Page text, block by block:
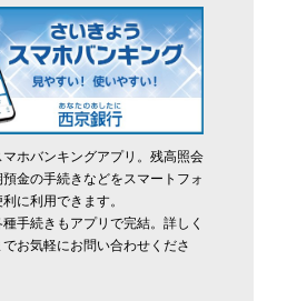
ホバンキングアプリ。残高照会
金の手続きなどをスマートフォ
に利用できます。
手続きもアプリで完結。詳しく
お気軽にお問い合わせくださ